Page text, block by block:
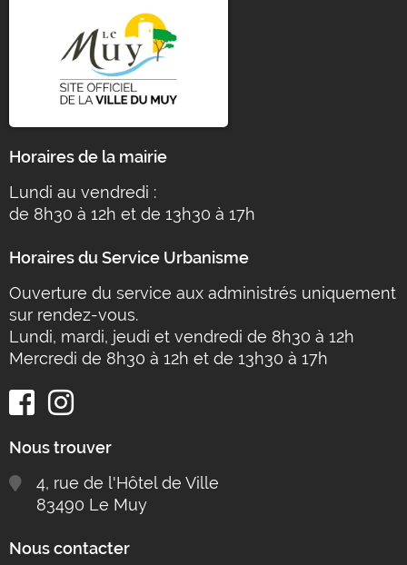
Horaires de la mairie
Lundi au vendredi :
de 8h30 à 12h et de 13h30 à 17h
Horaires du Service Urbanisme
Ouverture du service aux administrés uniquement
sur rendez-vous.
Lundi, mardi, jeudi et vendredi de 8h30 à 12h
Mercredi de 8h30 à 12h et de 13h30 à 17h
Nous trouver
4, rue de l'Hôtel de Ville
83490 Le Muy
Nous contacter